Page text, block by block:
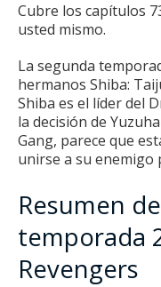
Cubre los capítulos
usted mismo.
La segunda
hermanos Shiba:
Shiba es el líder del
la decisión de
Gang, parece que
unirse a su enemigo
Resumen
temporada
Revengers